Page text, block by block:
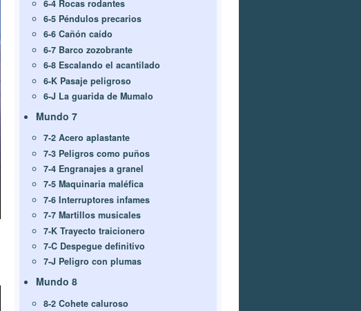
6-4 Rocas rodantes
6-5 Péndulos precarios
6-6 Cañón caído
6-7 Barco zozobrante
6-8 Escalando el acantilado
6-K Pasaje peligroso
6-J La guarida de Mumalo
Mundo 7
7-2 Acero aplastante
7-3 Peligros como puños
7-4 Engranajes a granel
7-5 Maquinaria maléfica
7-6 Interruptores infames
7-7 Martillos musicales
7-K Trayecto traicionero
7-C Despegue definitivo
7-J Peligro con plumas
Mundo 8
8-2 Cohete caluroso